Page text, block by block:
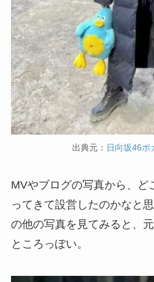
出典元： 日向坂46ポ
MVやブログの写真から、ど
ってきて設営したのかなと
の他の写真を見てみると、
ところっぽい。